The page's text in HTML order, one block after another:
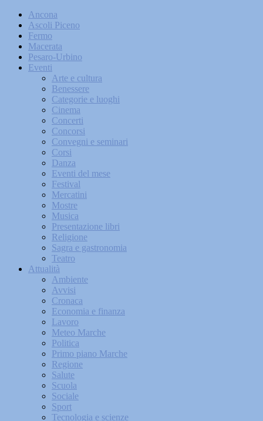
Ancona
Ascoli Piceno
Fermo
Macerata
Pesaro-Urbino
Eventi
Arte e cultura
Benessere
Categorie e luoghi
Cinema
Concerti
Concorsi
Convegni e seminari
Corsi
Danza
Eventi del mese
Festival
Mercatini
Mostre
Musica
Presentazione libri
Religione
Sagra e gastronomia
Teatro
Attualità
Ambiente
Avvisi
Cronaca
Economia e finanza
Lavoro
Meteo Marche
Politica
Primo piano Marche
Regione
Salute
Scuola
Sociale
Sport
Tecnologia e scienze